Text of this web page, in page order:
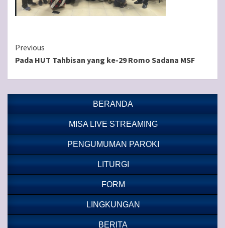
Continue
Reading
Previous
Pada HUT Tahbisan yang ke-29 Romo Sadana MSF
BERANDA
MISA LIVE STREAMING
PENGUMUMAN PAROKI
LITURGI
FORM
LINGKUNGAN
BERITA